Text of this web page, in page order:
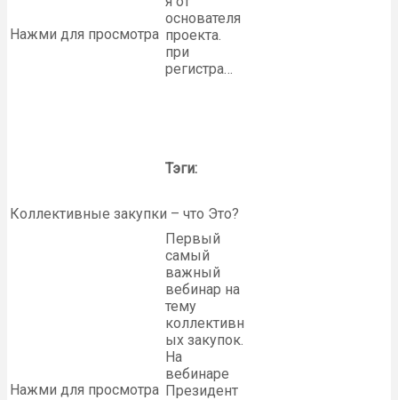
Нажми для просмотра
основателя
проекта.
при
регистра…
Тэги:
Коллективные закупки – что Это?
Нажми для просмотра
Первый
самый
важный
вебинар на
тему
коллективн
ых закупок.
На
вебинаре
Президент